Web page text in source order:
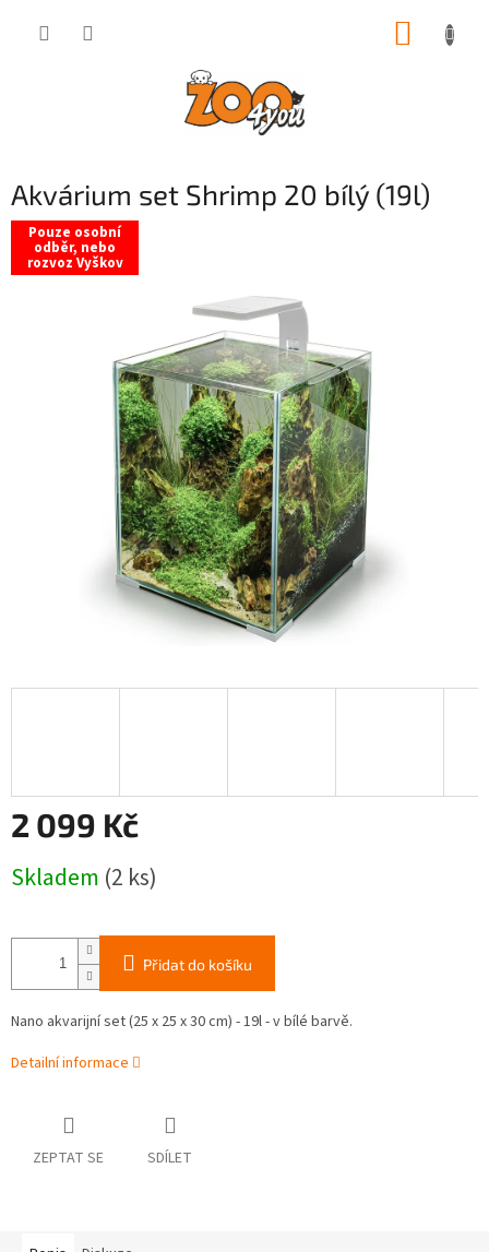
Akvárium set Shrimp 20 bílý (19l)
Pouze osobní
odběr, nebo
rozvoz Vyškov
2 099 Kč
cena:
Skladem (2 ks)
Přidat do košíku
Nano akvarijní set(25 x 25 x 30 cm) - 19l - v bílé barvě.
Detailní informace
ZEPTAT SE SDÍLET